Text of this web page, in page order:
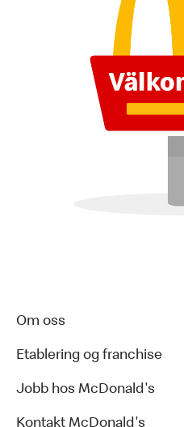
Om oss
Etablering og franchise
Jobb hos McDonald's
Kontakt McDonald's